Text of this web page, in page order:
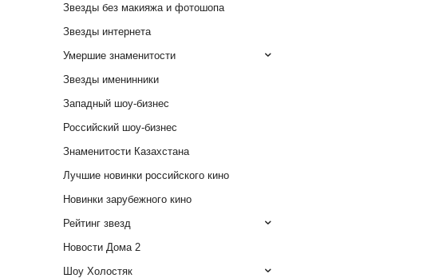
Звезды без макияжа и фотошопа
Звезды интернета
Умершие знаменитости
Звезды именинники
Западный шоу-бизнес
Российский шоу-бизнес
Знаменитости Казахстана
Лучшие новинки российского кино
Новинки зарубежного кино
Рейтинг звезд
Новости Дома 2
Шоу Холостяк